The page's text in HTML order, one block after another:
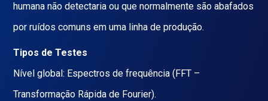
humana não detectaria ou que normalmente são abafados
por ruídos comuns em uma linha de produção.
Tipos de Testes
Nível global: Espectros de frequência (FFT –
Transformação Rápida de Fourier).